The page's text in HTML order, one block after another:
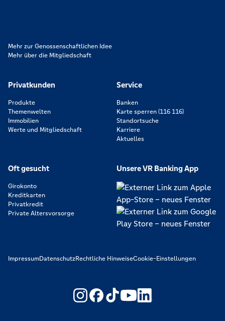
Mehr zur Genossenschaftlichen Idee
Mehr über die Mitgliedschaft
Privatkunden
Produkte
Themenwelten
Immobilien
Werte und Mitgliedschaft
Service
Banken
Karte sperren (116 116)
Standortsuche
Karriere
Aktuelles
Oft gesucht
Girokonto
Kreditkarten
Privatkredit
Private Altersvorsorge
Unsere VR Banking App
ImpressumDatenschutzRechtliche HinweiseCookie-Einstellungen
https://www.youtube.com/
https://